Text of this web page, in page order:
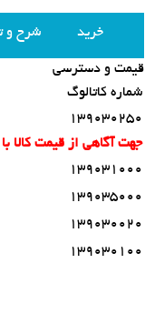
خرید شرح و
قیمت و دسترسی
شماره کاتالوگ
139030250
جهت آگاهی از قیمت کالا
139031000
139035000
139030020
139030100